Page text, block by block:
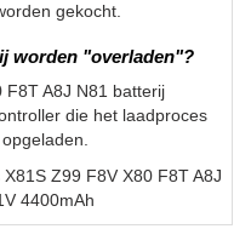
gekocht.
worden "overladen"?
F8T A8J N81 batterij
die het laadproces
Z99 F8V X80 F8T A8J
4400mAh